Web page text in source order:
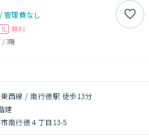
/管理費なし
礼 無料
/3階
西線 / 南行徳駅 徒歩13分
建
南行徳４丁目13-5